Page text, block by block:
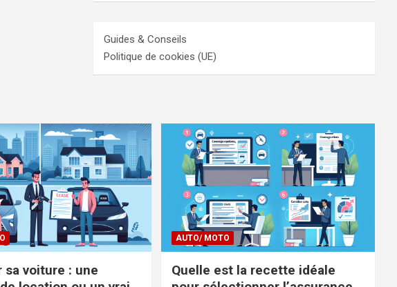
Guides & Conseils
Politique de cookies (UE)
sa voiture : une
AUTO/ MOTO
Quelle est la recette idéale